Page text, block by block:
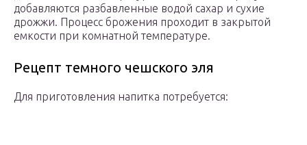
добавляются разбавленные водой сахар и сухие
дрожжи. Процесс брожения проходит в закрытой
емкости при комнатной температуре.
Рецепт темного чешского эля
Для приготовления напитка потребуется: